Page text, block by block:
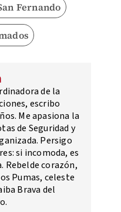
Fernando
de la
escribo
Me apasiona la
de Seguridad y
Persigo
si incomoda, es
Rebelde corazón,
Pumas, celeste
Brava del